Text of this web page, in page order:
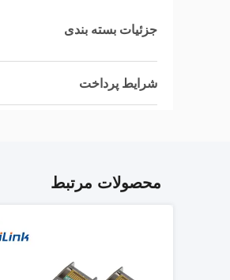
جزئیات بسته بندی
شرایط پرداخت
محصولات مرتبط